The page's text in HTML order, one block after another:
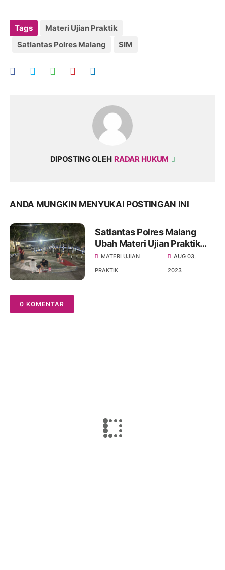
Tags
Materi Ujian Praktik
Satlantas Polres Malang
SIM
DIPOSTING OLEH RADAR HUKUM
ANDA MUNGKIN MENYUKAI POSTINGAN INI
Satlantas Polres Malang
Ubah Materi Ujian Praktik
SIM Angka 8
MATERI UJIAN
PRAKTIK
AUG 03,
2023
0 KOMENTAR